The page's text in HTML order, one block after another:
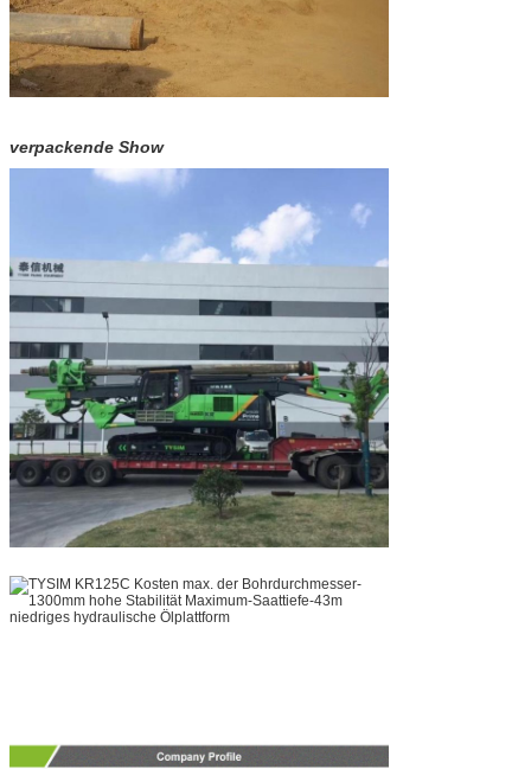
Hinterlass eine Nachricht
Wir rufen Sie bald zurück!
verpackende Show